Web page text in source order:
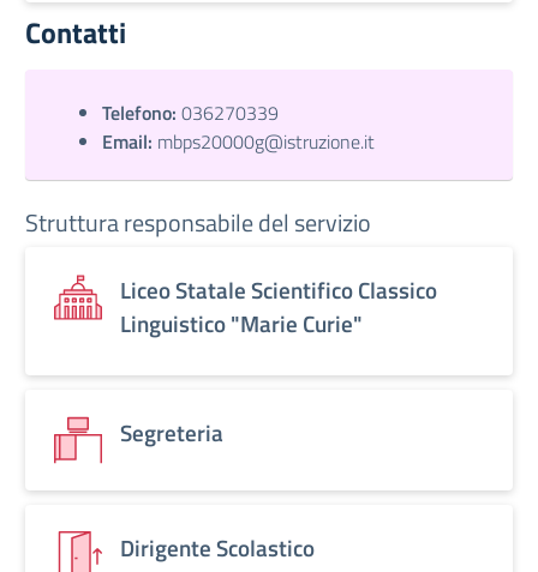
Contatti
Telefono: 036270339
Email: mbps20000g@istruzione.it
Struttura responsabile del servizio
Liceo Statale Scientifico Classico
Linguistico "Marie Curie"
Segreteria
Dirigente Scolastico